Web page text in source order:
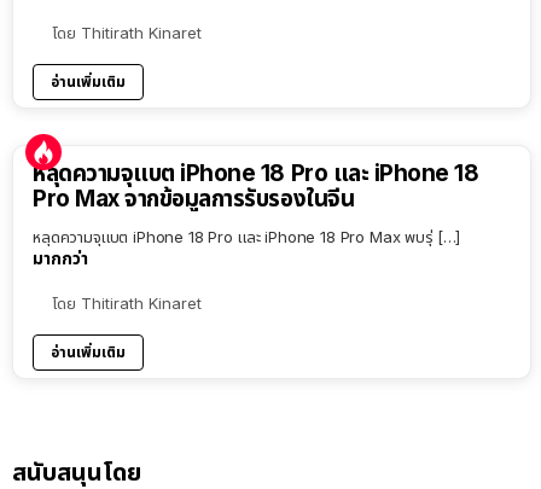
โดย Thitirath Kinaret
อ่านเพิ่มเติม
หลุดความจุแบต iPhone 18 Pro และ iPhone 18
Pro Max จากข้อมูลการรับรองในจีน
หลุดความจุแบต iPhone 18 Pro และ iPhone 18 Pro Max พบรุ่ […]
มากกว่า
โดย Thitirath Kinaret
อ่านเพิ่มเติม
สนับสนุนโดย